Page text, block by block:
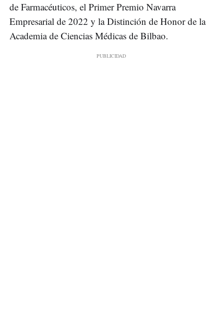
de Farmacéuticos, el Primer Premio Navarra
Empresarial de 2022 y la Distinción de Honor de la
Academia de Ciencias Médicas de Bilbao.